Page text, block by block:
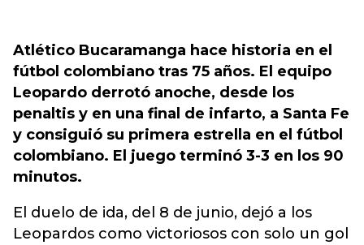
Atlético Bucaramanga hace historia en el
fútbol colombiano tras 75 años. El equipo
Leopardo derrotó anoche, desde los
penaltis y en una final de infarto, a Santa Fe
y consiguió su primera estrella en el fútbol
colombiano. El juego terminó 3-3 en los 90
minutos.
El duelo de ida, del 8 de junio, dejó a los
Leopardos como victoriosos con solo un gol